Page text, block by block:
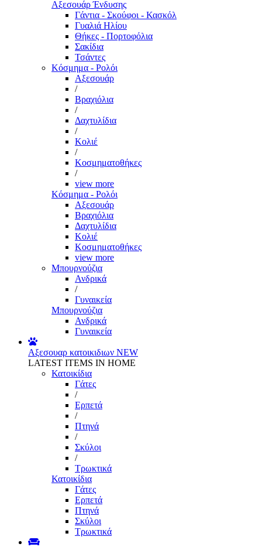
Αξεσουάρ Ένδυσης
Γάντια - Σκούφοι - Κασκόλ
Γυαλιά Ηλίου
Θήκες - Πορτοφόλια
Σακίδια
Τσάντες
Κόσμημα - Ρολόι
Αξεσουάρ
/
Βραχιόλια
/
Δαχτυλίδια
/
Κολιέ
/
Κοσμηματοθήκες
/
view more
Κόσμημα - Ρολόι
Αξεσουάρ
Βραχιόλια
Δαχτυλίδια
Κολιέ
Κοσμηματοθήκες
view more
Μπουρνούζια
Ανδρικά
/
Γυναικεία
Μπουρνούζια
Ανδρικά
Γυναικεία
Αξεσουαρ κατοικιδιων NEW
LATEST ITEMS IN HOME
Κατοικίδια
Γάτες
/
Ερπετά
/
Πτηνά
/
Σκύλοι
/
Τρωκτικά
Κατοικίδια
Γάτες
Ερπετά
Πτηνά
Σκύλοι
Τρωκτικά